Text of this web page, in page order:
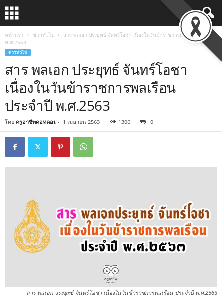
หน้าแรก ข่าวทั่วไป
สาร พลเอก ประยุทธ์ จันทร์โอชา เนื่องในวันข้าราชการพลเรือน ประจำปี
พ.ศ.2563
ข่าวทั่วไป
สาร พลเอก ประยุทธ์ จันทร์โอชา
เนื่องในวันข้าราชการพลเรือน
ประจำปี พ.ศ.2563
โดย ครูอาชีพดอทคอม - 1 เมษายน 2563 1306 0
สาร พลเอก ประยุทธ์ จันทร์โอชา เนื่องในวันข้าราชการพลเรือน ประจำปี พ.ศ.2563